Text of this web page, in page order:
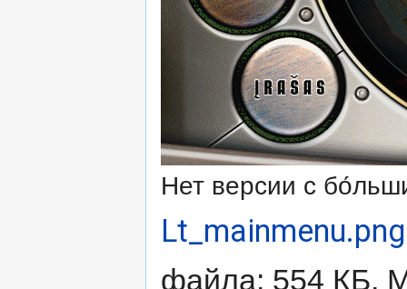
Нет версии с
Lt_mainmenu.png
файла: 554 КБ,